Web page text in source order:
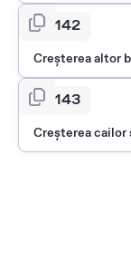
0142
Creşterea altor
0143
Creşterea cailor